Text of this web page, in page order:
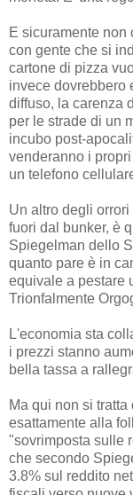
E sicuramente non
con gente che si
cartone di pizza
invece dovrebbero
diffuso, la carenza
per le strade di un
incubo post-
venderanno i
un telefono
Un altro degli
fuori dal bunker, è
Spiegelman dello
quanto pare è in
equivale a pestare
Trionfalmente
L'economia sta
i prezzi stanno
bella tassa a
Ma qui non si
esattamente alla
"sovrimposta sulle
che secondo
3.8% sul reddito